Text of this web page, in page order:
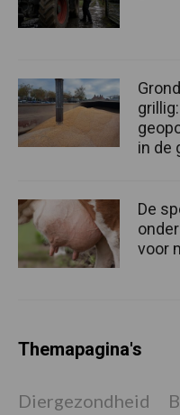
in de
De
voor
Themapagina's
Diergezondheid